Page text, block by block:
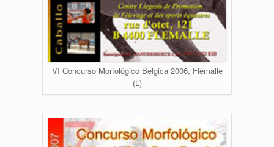
VI Concurso Morfológico Belgica 2006, Flémalle
(L)